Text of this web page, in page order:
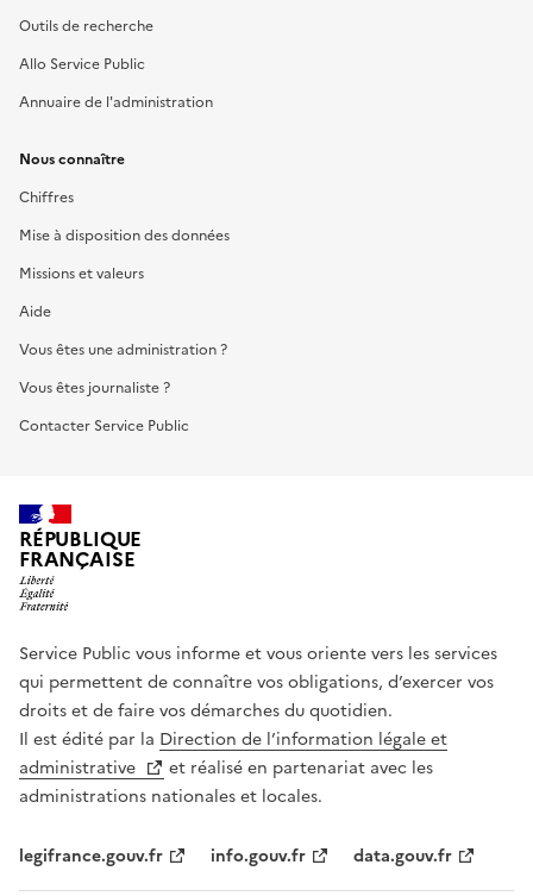
Outils de recherche
Allo Service Public
Annuaire de l'administration
Nous connaître
Chiffres
Mise à disposition des données
Missions et valeurs
Aide
Vous êtes une administration ?
Vous êtes journaliste ?
Contacter Service Public
RÉPUBLIQUE
FRANÇAISE
Service Public vous informe et vous oriente vers les services
qui permettent de connaître vos obligations, d’exercer vos
droits et de faire vos démarches du quotidien.
Il est édité par la Direction de l’information légale et
administrative
et réalisé en partenariat avec les
administrations nationales et locales.
legifrance.gouv.fr info.gouv.fr data.gouv.fr